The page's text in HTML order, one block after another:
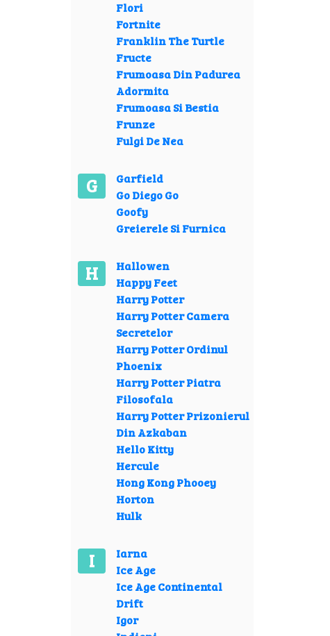
Flori
Fortnite
Franklin The Turtle
Fructe
Frumoasa Din Padurea
Adormita
Frumoasa Si Bestia
Frunze
Fulgi De Nea
G
Garfield
Go Diego Go
Goofy
Greierele Si Furnica
H
Hallowen
Happy Feet
Harry Potter
Harry Potter Camera
Secretelor
Harry Potter Ordinul
Phoenix
Harry Potter Piatra
Filosofala
Harry Potter Prizonierul
Din Azkaban
Hello Kitty
Hercule
Hong Kong Phooey
Horton
Hulk
I
Iarna
Ice Age
Ice Age Continental
Drift
Igor